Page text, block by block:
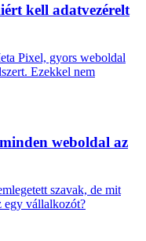
kell adatvezérelt
Pixel, gyors weboldal
Ezekkel nem
weboldal az
szavak, de mit
egy vállalkozót?